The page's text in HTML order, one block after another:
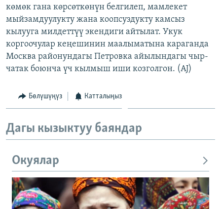
көмөк гана көрсөткөнүн белгилеп, мамлекет
мыйзамдуулукту жана коопсуздукту камсыз
кылууга милдеттүү экендиги айтылат. Укук
коргоочулар кеңешинин маалыматына караганда
Москва районундагы Петровка айылындагы чыр-
чатак боюнча үч кылмыш иши козголгон. (AJ)
Бөлүшүңүз Катталыңыз
Дагы кызыктуу баяндар
Окуялар